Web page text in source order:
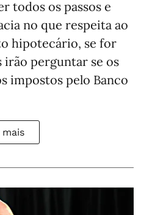
todos os passos e
no que respeita ao
hipotecário, se for
irão perguntar se os
impostos pelo Banco
mais